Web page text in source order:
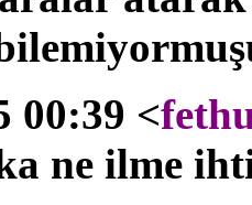
00:39 <
ne ilme